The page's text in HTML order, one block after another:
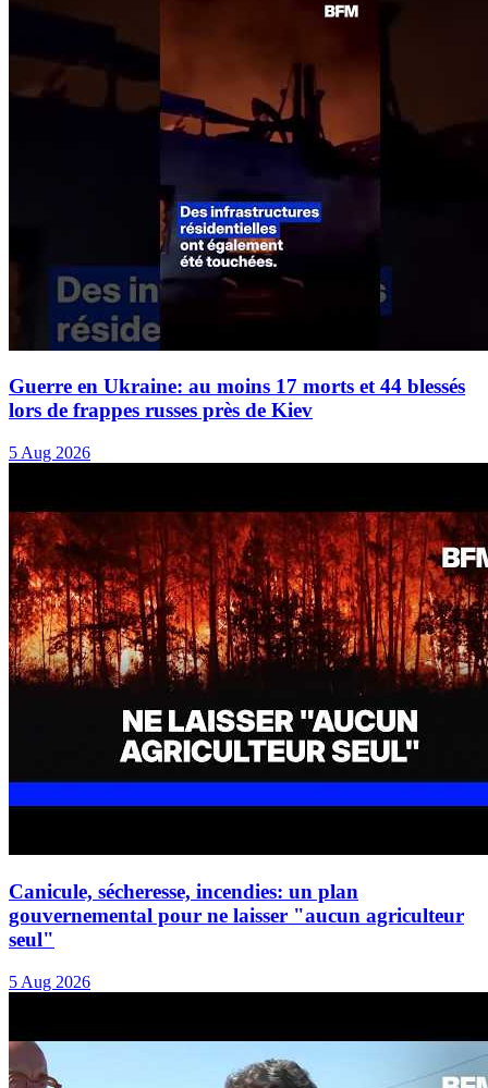
Guerre en Ukraine: au moins 17 morts et 44 blessés
lors de frappes russes près de Kiev
5 Aug 2026
Canicule, sécheresse, incendies: un plan
gouvernemental pour ne laisser "aucun agriculteur
seul"
5 Aug 2026